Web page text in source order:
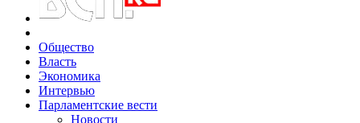
Общество
Власть
Экономика
Интервью
Парламентские вести
Новости